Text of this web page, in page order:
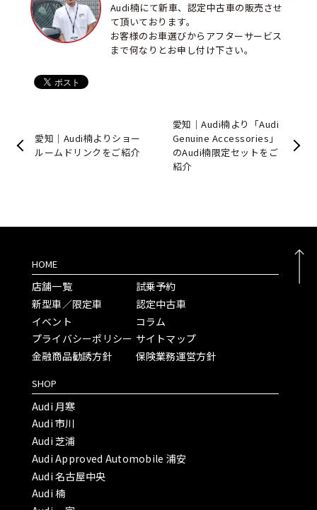
Audi楠にて新車、認定中古車の販売させ
て頂いております。
お客様のお車選びからアフターサービス
まで何なりとお申し付け下さい。
愛知｜Audi楠よりショー
ルームドリンクをご紹介
愛知｜Audi楠より「Audi
Genuine Accessories」
のAudi楠限定セットをご
紹介
HOME
店舗一覧
新型車／限定車
イベント
プライバシーポリシー
金融商品勧誘方針
試乗予約
認定中古車
コラム
サイトマップ
保険業務運営方針
SHOP
Audi 月寒
Audi 市川
Audi 芝浦
Audi Approved Automobile 浦安
Audi 名古屋中央
Audi 楠